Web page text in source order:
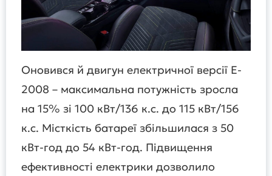
Оновився й двигун електричної версії E-
2008 – максимальна потужність зросла
на 15% зі 100 кВт/136 к.с. до 115 кВт/156
к.с. Місткість батареї збільшилася з 50
кВт-год до 54 кВт-год. Підвищення
ефективності електрики дозволило